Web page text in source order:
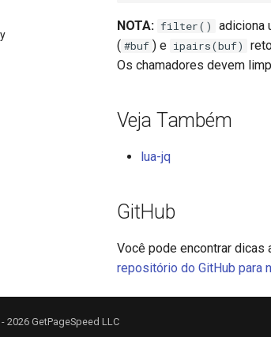
NOTA: filter() adiciona
( #buf ) e ipairs(buf)
Os chamadores devem
Veja Também
lua-jq
GitHub
Você pode encontrar dicas
repositório do GitHub para
2026 GetPageSpeed LLC